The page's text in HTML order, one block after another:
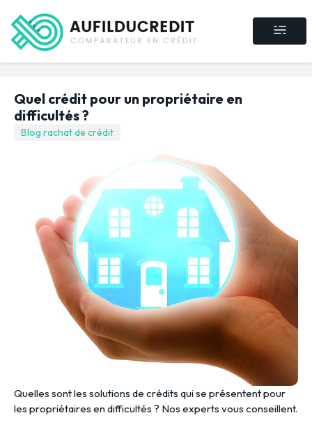
Quel crédit pour un propriétaire en
difficultés ?
Blog rachat de crédit
Quelles sont les solutions de crédits qui se présentent pour
les propriétaires en difficultés ? Nos experts vous conseillent.